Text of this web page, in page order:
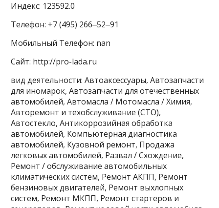
Индекс: 123592.0
Телефон: +7 (495) 266‒52‒91
Мобильный Телефон: nan
Сайт: http://pro-lada.ru
вид деятельности: Автоаксессуары, Автозапчасти
для иномарок, Автозапчасти для отечественных
автомобилей, Автомасла / Мотомасла / Химия,
Авторемонт и техобслуживание (СТО),
Автостекло, Антикоррозийная обработка
автомобилей, Компьютерная диагностика
автомобилей, Кузовной ремонт, Продажа
легковых автомобилей, Развал / Схождение,
Ремонт / обслуживание автомобильных
климатических систем, Ремонт АКПП, Ремонт
бензиновых двигателей, Ремонт выхлопных
систем, Ремонт МКПП, Ремонт стартеров и